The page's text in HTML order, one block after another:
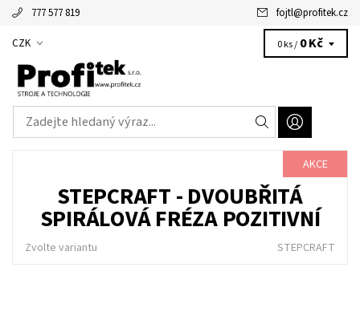
777 577 819 fojtl@profitek.cz
CZK 0 ks / 0 Kč
AKCE
STEPCRAFT - DVOUBŘITÁ
SPIRÁLOVÁ FRÉZA POZITIVNÍ
Zvolte variantu STEPCRAFT
Alžbětka - vaše virtuální asistentka